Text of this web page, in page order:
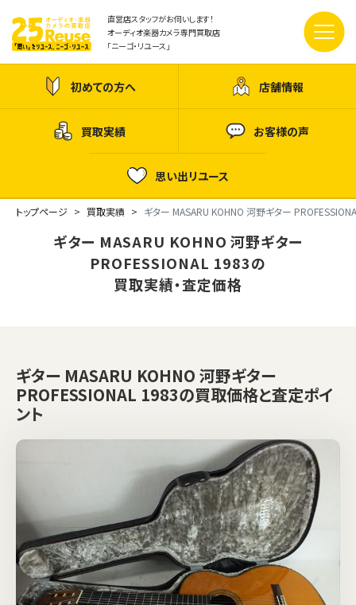
直営店スタッフがお伺いします！
オーディオ楽器カメラ専門買取店
「ニーゴ・リユース」
初めての方へ 店舗情報
買取実績 お客様の声
思い出リユース
トップページ 買取実績 ギター MASARU KOHNO 河野ギター
ギター MASARU KOHNO 河野ギター
PROFESSIONAL 1983の
買取実績・査定価格
ギター MASARU KOHNO 河野ギター
PROFESSIONAL 1983の買取価格と査定ポイ
ント